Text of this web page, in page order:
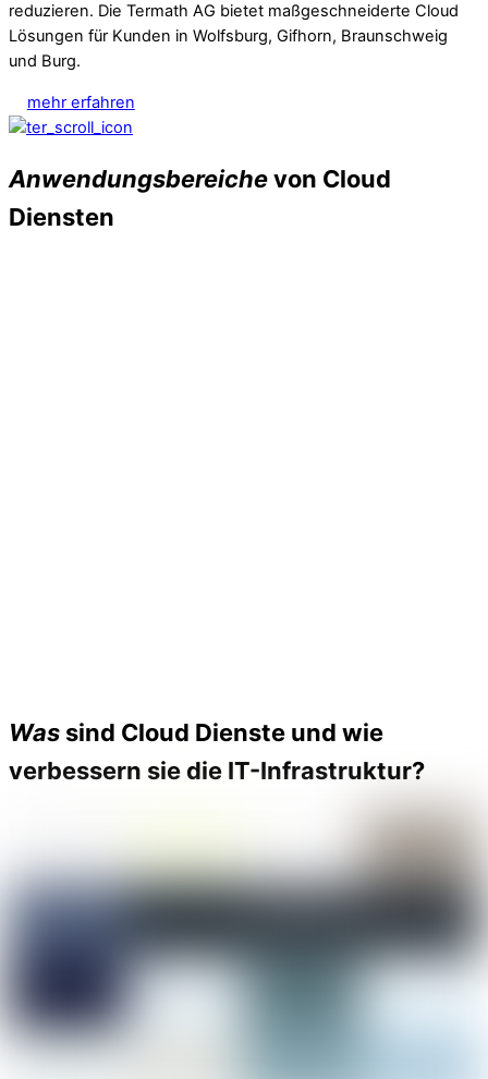
reduzieren. Die Termath AG bietet maßgeschneiderte Cloud
Lösungen für Kunden in Wolfsburg, Gifhorn, Braunschweig
und Burg.
mehr erfahren
Anwendungsbereichevon Cloud
Diensten
Was sind Cloud Dienste und wie
verbessern sie die IT-Infrastruktur?